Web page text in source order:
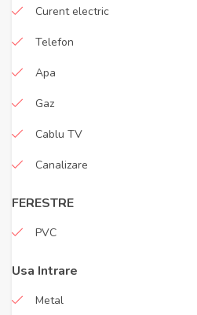
Curent electric
Telefon
Apa
Gaz
Cablu TV
Canalizare
FERESTRE
PVC
Usa Intrare
Metal